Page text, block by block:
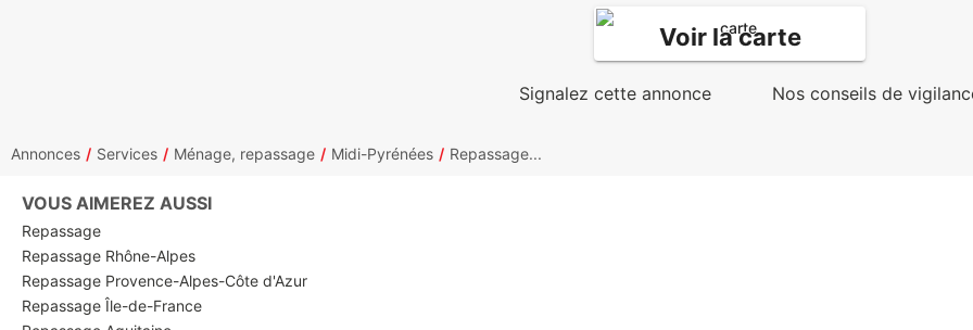
Voir la carte
Signalez cette annonce Nos conseils de
Annonces Services Ménage, repassage Midi-Pyrénées Repassage...
VOUS AIMEREZ AUSSI
Repassage
Repassage Rhône-Alpes
Repassage Provence-Alpes-Côte d'Azur
Repassage Île-de-France